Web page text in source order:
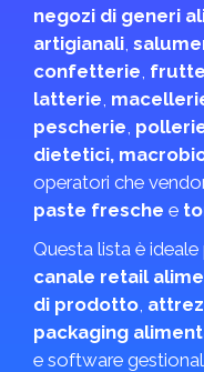
negozi di generi
artigianali,
confetterie,
latterie,
pescherie,
dietetici,
operatori che
paste fresche e
Questa lista è
canale retail
di prodotto,
packaging
e software